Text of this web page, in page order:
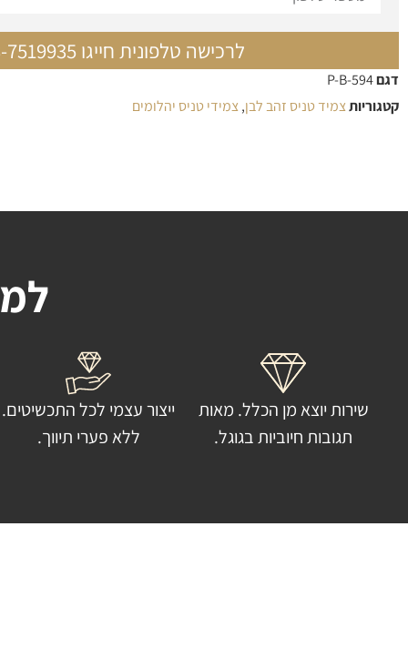
לרכישה טלפונית חייגו 03-7519935
דגםP-B-594
קטגוריותצמיד טניס זהב לבן,צמידי טניס יהלומים
שירות יוצא מן הכלל. מאות
תגובות חיוביות בגוגל.
ייצור עצמי לכל התכשיטים.
ללא פערי תיווך.